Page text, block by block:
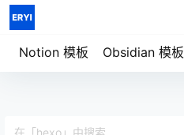
Notion 模板 Obsidian 模板
笔记、任务、项目与人生